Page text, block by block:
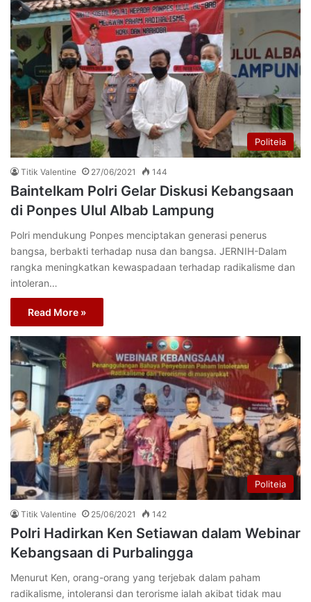
Politeia
Titik Valentine 27/06/2021 144
Baintelkam Polri Gelar Diskusi Kebangsaan
di Ponpes Ulul Albab Lampung
Polri mendukung Ponpes menciptakan generasi penerus
bangsa, berbakti terhadap nusa dan bangsa. JERNIH-Dalam
rangka meningkatkan kewaspadaan terhadap radikalisme dan
intoleran…
Read More »
Politeia
Titik Valentine 25/06/2021 142
Polri Hadirkan Ken Setiawan dalam Webinar
Kebangsaan di Purbalingga
Menurut Ken, orang-orang yang terjebak dalam paham
radikalisme, intoleransi dan terorisme ialah akibat tidak mau